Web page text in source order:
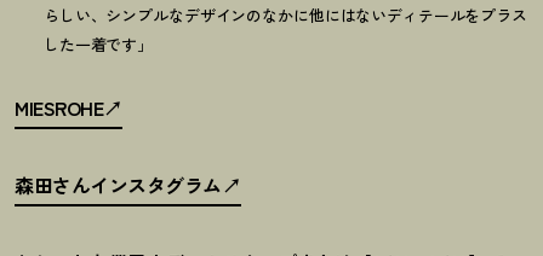
らしい、シンプルなデザインのなかに他にはないディテールをプラス
した一着です」
MIESROHE
森田さんインスタグラム